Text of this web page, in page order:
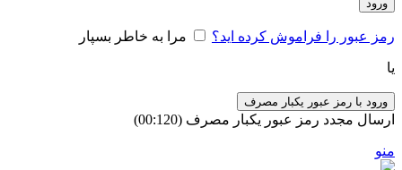
ورود
رمز عبور را فراموش کرده اید؟ مرا به خاطر بسپار
یا
ورود با رمز عبور یکبار مصرف
ارسال مجدد رمز عبور یکبار مصرف (00:
120
)
منو